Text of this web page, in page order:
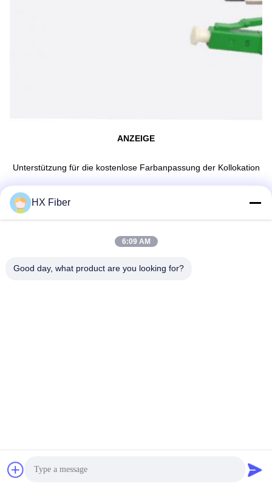
ANZEIGE
Unterstützung für die kostenlose Farbanpassung der Kollokation
HX Fiber
6:09 AM
Good day, what product are you looking for?